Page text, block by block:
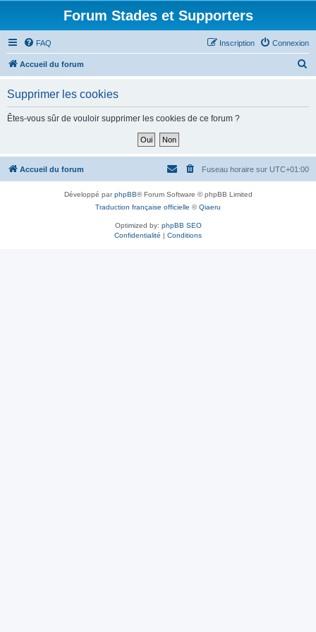
Forum Stades et Supporters
FAQ Connexion
Inscription
Accueil du forum
h
Supprimer les cookies
Êtes-vous sûr de vouloir supprimer les cookies de ce forum ?
Accueil du forum Fuseau horaire sur UTC+01:00
Développé parphpBB® Forum Software © phpBB Limited
Traduction française officielle ©Qiaeru
Optimized by: phpBB SEO
Confidentialité | Conditions